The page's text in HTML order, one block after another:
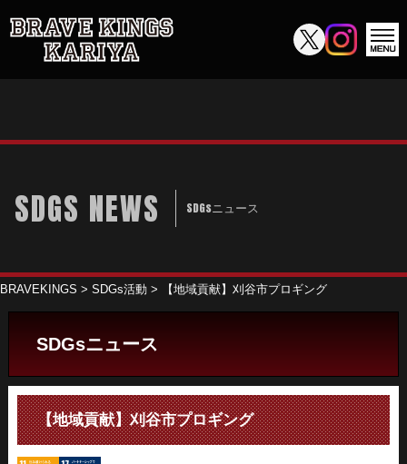
SDGS NEWS SDGsニュース
BRAVEKINGS > SDGs活動 > 【地域貢献】刈谷市プロギング
SDGsニュース
【地域貢献】刈谷市プロギング